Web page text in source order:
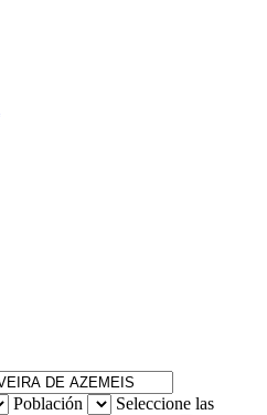
Población
Seleccione las